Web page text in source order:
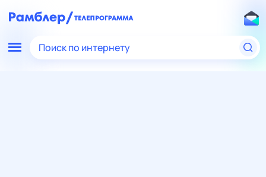
Поиск по интернету